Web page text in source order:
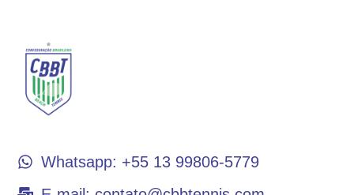
Whatsapp: +55 13 99806-5779